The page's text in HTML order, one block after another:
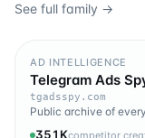
See full family →
AD INTELLIGENCE
Telegram Ads
tgadsspy.com
Public archive of
351Kcompetitor